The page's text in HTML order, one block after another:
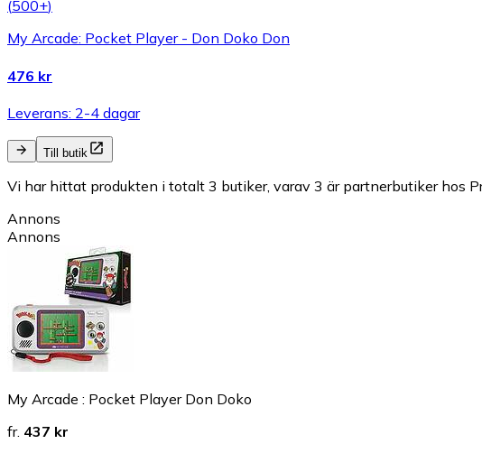
(500+)
My Arcade: Pocket Player - Don Doko Don
476 kr
Leverans: 2-4 dagar
Till butik
Vi har hittat produkten i totalt 3 butiker, varav 3 är partnerbutiker hos
Annons
Annons
My Arcade : Pocket Player Don Doko
fr. 437 kr